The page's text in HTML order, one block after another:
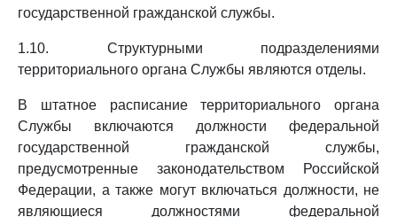
государственной гражданской службы.
1.10. Структурными подразделениями
территориального органа Службы являются отделы.
В штатное расписание территориального органа
Службы включаются должности федеральной
государственной гражданской службы,
предусмотренные законодательством Российской
Федерации, а также могут включаться должности, не
являющиеся должностями федеральной